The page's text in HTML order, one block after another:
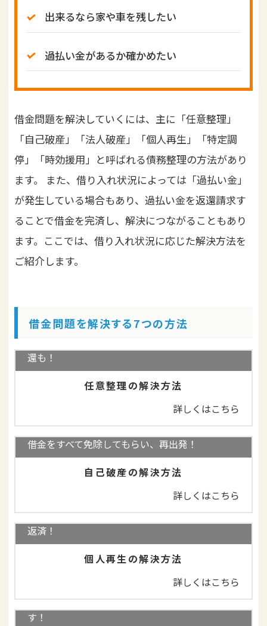
出来るなら家や車を残したい
過払い金があるか確かめたい
借金問題を解決していくには、主に「任意整理」
「自己破産」「法人破産」「個人再生」「特定調
停」「時効援用」と呼ばれる債務整理の方法があり
ます。 また、借り入れ状況によっては「過払い金」
が発生している場合もあり、過払い金を返還請求す
ることで借金を完済し、解決につながることもあり
ます。ここでは、借り入れ状況に応じた解決方法を
ご紹介します。
借金問題を解決する7つの方法
還も！
任意整理の解決方法
詳しくはこちら
借金をすべて免除してもらい、再出発！
自己破産の解決方法
詳しくはこちら
住宅を守りながら、借金を大幅減額＋3年で分割
返済！
個人再生の解決方法
詳しくはこちら
司法書士に依頼せずにご自身で行うことができま
す！